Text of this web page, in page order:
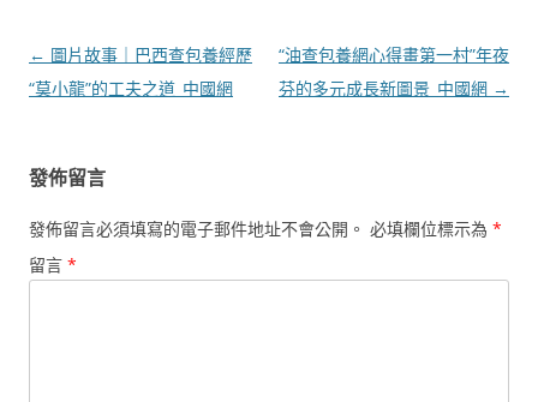
文
章
← 圖片故事｜巴西查包養經歷
“莫小龍”的工夫之道_中國網
“油查包養網心得畫第一村”年夜
芬的多元成長新圖景_中國網 →
發佈留言
發佈留言必須填寫的電子郵件地址不會公開。 必填欄位標示為 *
留言 *